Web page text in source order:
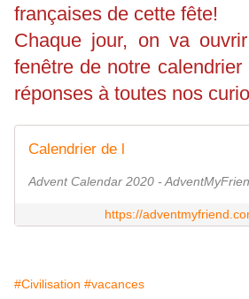
françaises de cette fête!
Chaque jour, on va
fenêtre de notre
réponses à toutes nos
Calendrier de l
Advent Calendar 2020 -
https://
#Civilisation #vacances